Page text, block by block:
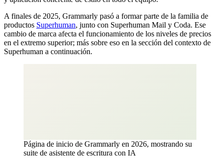
A finales de 2025, Grammarly pasó a formar parte de la familia de
productos Superhuman, junto con Superhuman Mail y Coda. Ese
cambio de marca afecta el funcionamiento de los niveles de precios
en el extremo superior; más sobre eso en la sección del contexto de
Superhuman a continuación.
Página de inicio de Grammarly en 2026, mostrando su
suite de asistente de escritura con IA